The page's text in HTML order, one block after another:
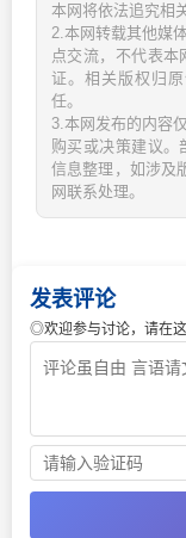
本网将依法追究相
2.本网转载其他媒
点交流，不代表
证。相关版权归
任。
3.本网发布的内容
购买或决策建议。
信息整理，如涉及
网联系处理。
发表评论
◎欢迎参与讨论，请在